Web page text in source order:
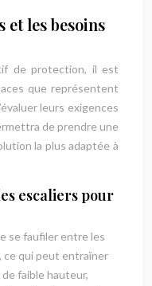
et les besoins
de protection, il est
que représentent
leurs exigences
de prendre une
la plus adaptée à
escaliers pour
se faufiler entre les
ce qui peut entraîner
faible hauteur,